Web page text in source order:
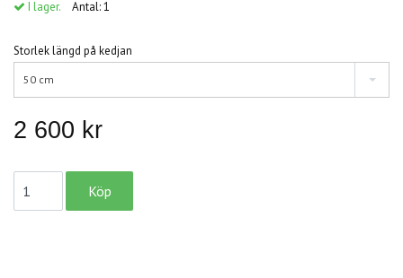
I lager. Antal:1
Storlek längd på kedjan
50 cm
2 600 kr